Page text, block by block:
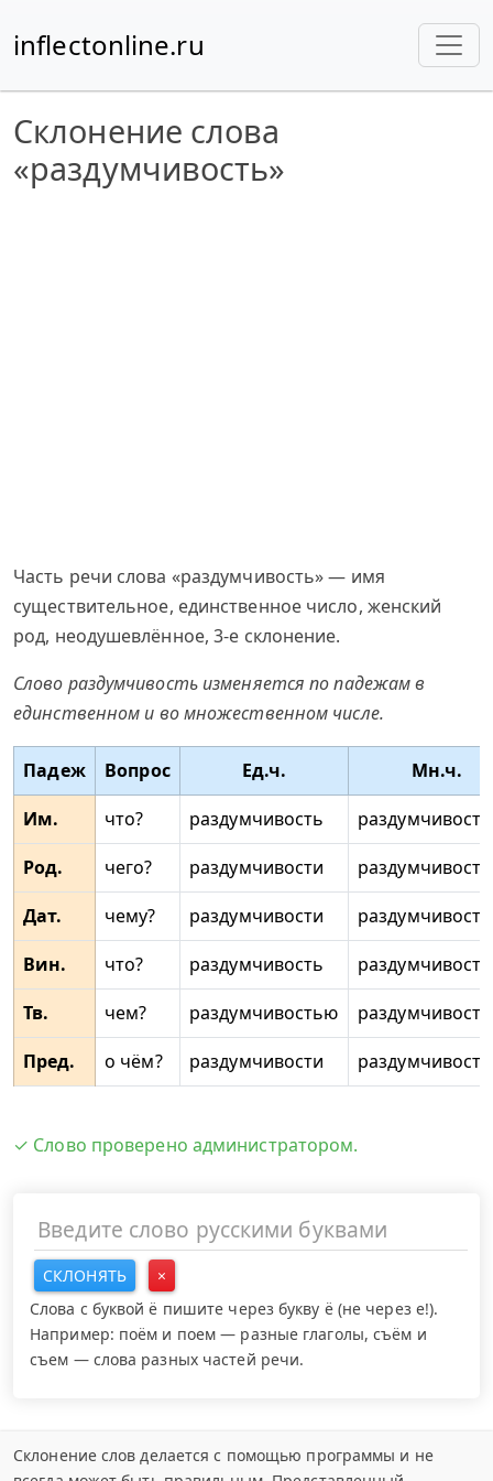
inflectonline.ru
Склонение слова
«раздумчивость»
Часть речи слова «раздумчивость» — имя
существительное, единственное число, женский
род, неодушевлённое, 3-е склонение.
Слово раздумчивость изменяется по падежам в
единственном и во множественном числе.
Падеж Вопрос Ед.ч.
Мн.ч.
Им.
что? раздумчивость
раздумчивости
Род.
чего? раздумчивости
Дат.
чему? раздумчивости
Вин.
что? раздумчивость
раздумчивости
Тв.
чем? раздумчивостью
Пред.
о чём? раздумчивости
✓ Слово проверено администратором.
СКЛОНЯТЬ
×
Слова с буквой ё пишите через букву ё (не через е!).
Например: поём и поем — разные глаголы, съём и
съем — слова разных частей речи.
Склонение слов делается с помощью программы и не